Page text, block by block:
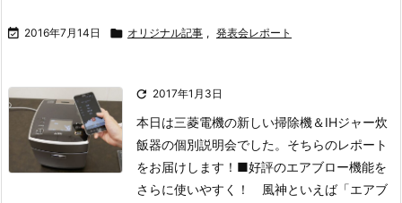
 2016年7月14日  オリジナル記事 , 発表会レポート
 2017年1月3日
本日は三菱電機の新しい掃除機＆IHジャー炊
飯器の個別説明会でした。そちらのレポート
をお届けします！ ■好評のエアブロー機能を
さらに使いやすく！
風神といえば「エアブ